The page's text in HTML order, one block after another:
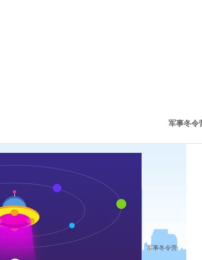
军事冬令
国庆营
军事冬令营